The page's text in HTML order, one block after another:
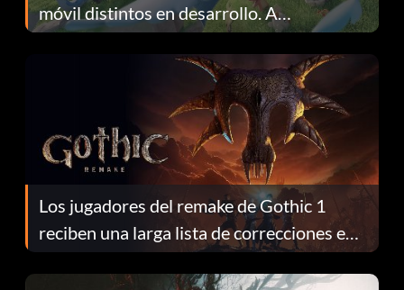
móvil distintos en desarrollo. A
continuación te explicamos por qué.
Los jugadores del remake de Gothic 1
reciben una larga lista de correcciones en
el parche 1.0.4